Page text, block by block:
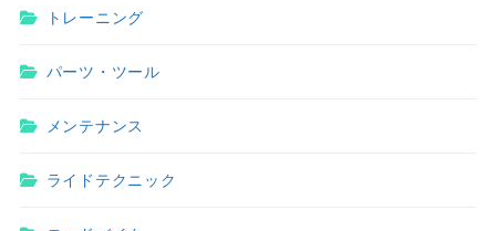
トレーニング
パーツ・ツール
メンテナンス
ライドテクニック